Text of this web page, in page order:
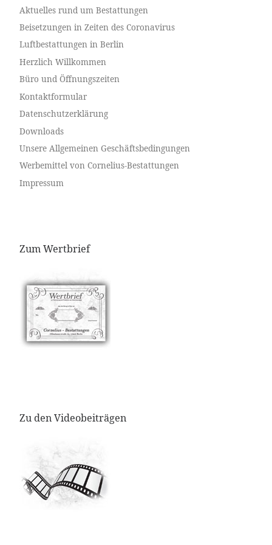
Aktuelles rund um Bestattungen
Beisetzungen in Zeiten des Coronavirus
Luftbestattungen in Berlin
Herzlich Willkommen
Büro und Öffnungszeiten
Kontaktformular
Datenschutzerklärung
Downloads
Unsere Allgemeinen Geschäftsbedingungen
Werbemittel von Cornelius-Bestattungen
Impressum
Zum Wertbrief
Zu den Videobeiträgen